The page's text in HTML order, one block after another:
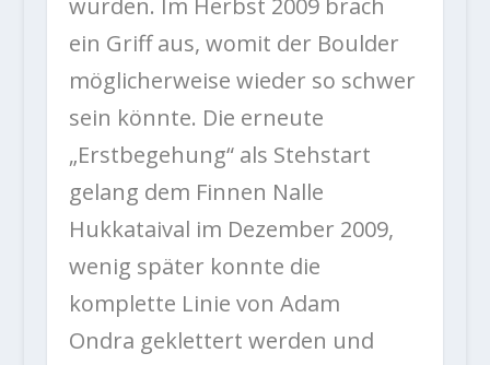
wurden. Im Herbst 2009 brach
ein Griff aus, womit der Boulder
möglicherweise wieder so schwer
sein könnte. Die erneute
„Erstbegehung“ als Stehstart
gelang dem Finnen Nalle
Hukkataival im Dezember 2009,
wenig später konnte die
komplette Linie von Adam
Ondra geklettert werden und